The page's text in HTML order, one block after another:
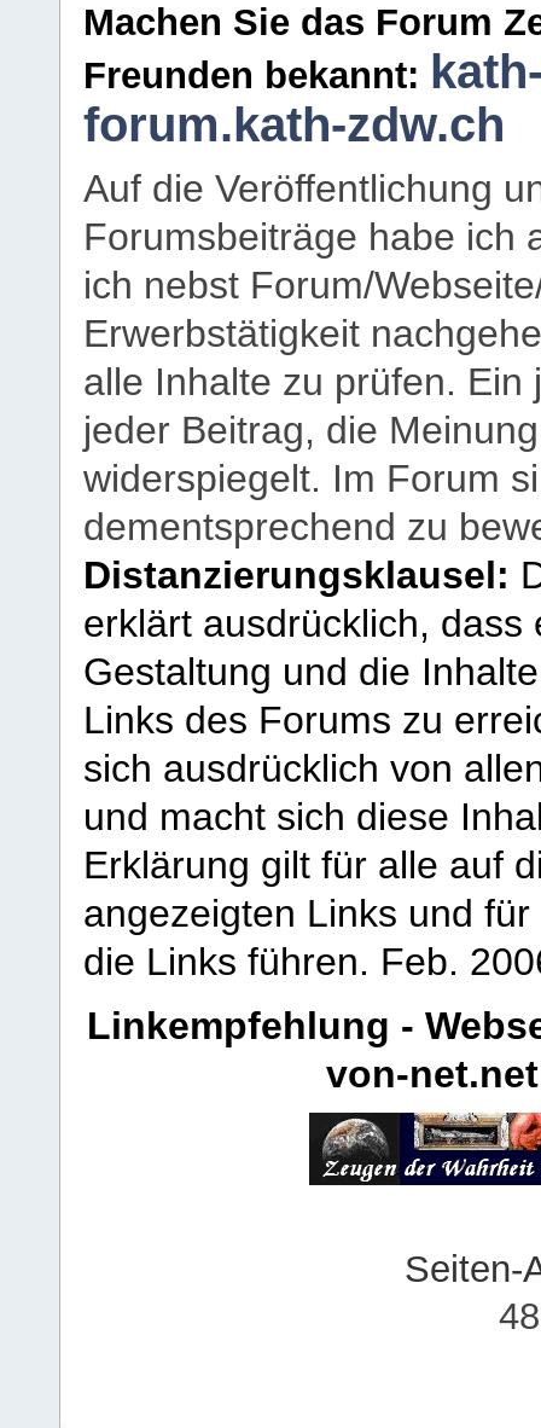
Machen Sie das Forum
Freunden bekannt:
forum.kath-zdw.ch
Auf die Veröffentlichung
Forumsbeiträge habe ich
ich nebst Forum/
Erwerbstätigkeit
alle Inhalte zu prüfen.
jeder Beitrag, die
widerspiegelt. Im Forum
dementsprechend zu
Distanzierungsklausel:
erklärt ausdrücklich,
Gestaltung und die
Links des Forums zu
sich ausdrücklich von
und macht sich diese
Erklärung gilt für alle auf
angezeigten Links und
die Links führen. Feb.
Linkempfehlung -
von-net.net
Seiten-